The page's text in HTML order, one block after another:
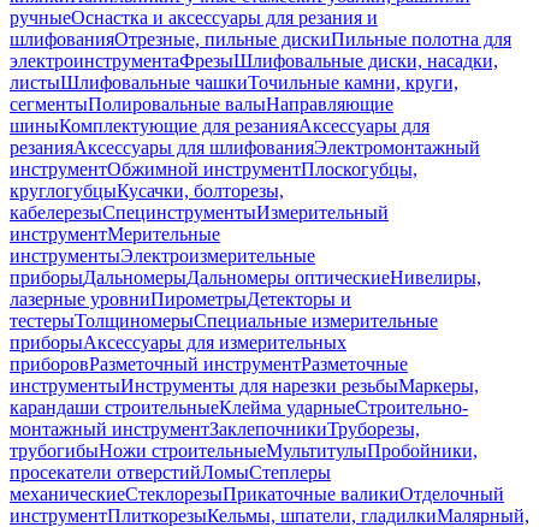
ручныеОснастка и аксессуары для резания и
шлифованияОтрезные, пильные дискиПильные полотна для
электроинструментаФрезыШлифовальные диски, насадки,
листыШлифовальные чашкиТочильные камни, круги,
сегментыПолировальные валыНаправляющие
шиныКомплектующие для резанияАксессуары для
резанияАксессуары для шлифованияЭлектромонтажный
инструментОбжимной инструментПлоскогубцы,
круглогубцыКусачки, болторезы,
кабелерезыСпецинструментыИзмерительный
инструментМерительные
инструментыЭлектроизмерительные
приборыДальномерыДальномеры оптическиеНивелиры,
лазерные уровниПирометрыДетекторы и
тестерыТолщиномерыСпециальные измерительные
приборыАксессуары для измерительных
приборовРазметочный инструментРазметочные
инструментыИнструменты для нарезки резьбыМаркеры,
карандаши строительныеКлейма ударныеСтроительно-
монтажный инструментЗаклепочникиТруборезы,
трубогибыНожи строительныеМультитулыПробойники,
просекатели отверстийЛомыСтеплеры
механическиеСтеклорезыПрикаточные валикиОтделочный
инструментПлиткорезыКельмы, шпатели, гладилкиМалярный,